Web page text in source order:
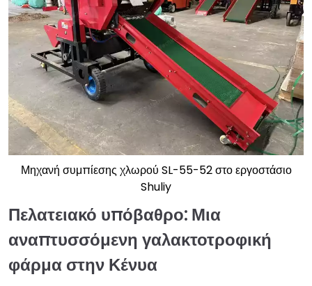
Μηχανή συμπίεσης χλωρού SL-55-52 στο εργοστάσιο
Shuliy
Πελατειακό υπόβαθρο: Μια
αναπτυσσόμενη γαλακτοτροφική
φάρμα στην Κένυα